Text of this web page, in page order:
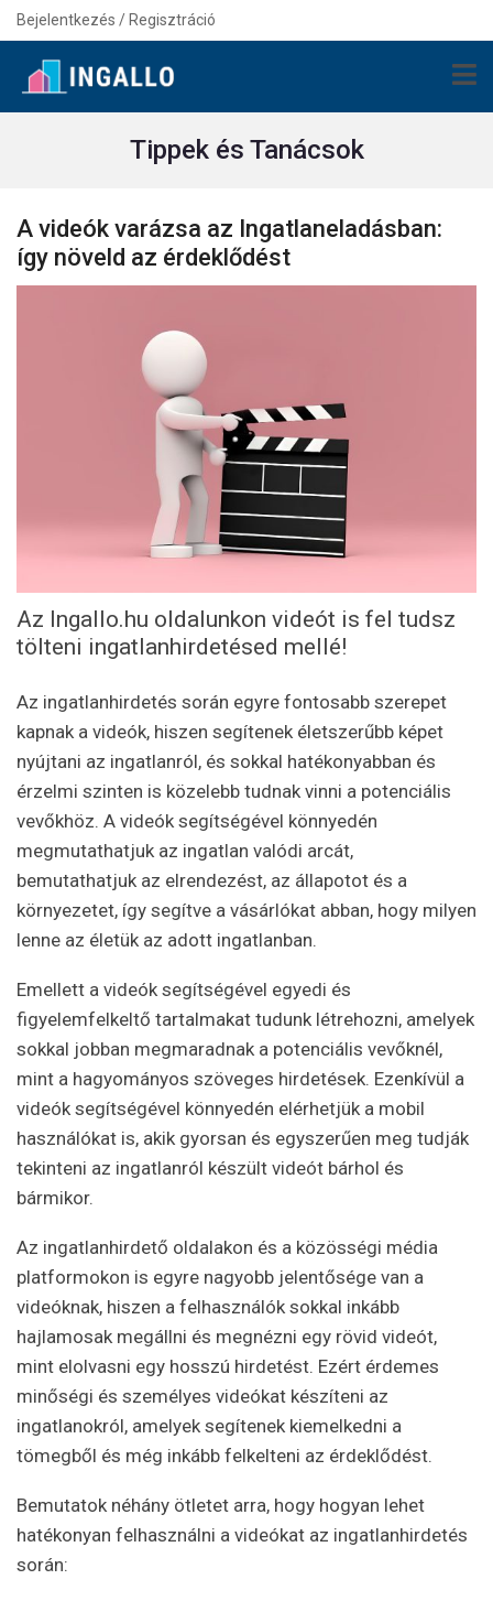
Bejelentkezés / Regisztráció
Tippek és Tanácsok
A videók varázsa az Ingatlaneladásban:
így növeld az érdeklődést
Az Ingallo.hu oldalunkon videót is fel tudsz
tölteni ingatlanhirdetésed mellé!
Az ingatlanhirdetés során egyre fontosabb szerepet
kapnak a videók, hiszen segítenek életszerűbb képet
nyújtani az ingatlanról, és sokkal hatékonyabban és
érzelmi szinten is közelebb tudnak vinni a potenciális
vevőkhöz. A videók segítségével könnyedén
megmutathatjuk az ingatlan valódi arcát,
bemutathatjuk az elrendezést, az állapotot és a
környezetet, így segítve a vásárlókat abban, hogy milyen
lenne az életük az adott ingatlanban.
Emellett a videók segítségével egyedi és
figyelemfelkeltő tartalmakat tudunk létrehozni, amelyek
sokkal jobban megmaradnak a potenciális vevőknél,
mint a hagyományos szöveges hirdetések. Ezenkívül a
videók segítségével könnyedén elérhetjük a mobil
használókat is, akik gyorsan és egyszerűen meg tudják
tekinteni az ingatlanról készült videót bárhol és
bármikor.
Az ingatlanhirdető oldalakon és a közösségi média
platformokon is egyre nagyobb jelentősége van a
videóknak, hiszen a felhasználók sokkal inkább
hajlamosak megállni és megnézni egy rövid videót,
mint elolvasni egy hosszú hirdetést. Ezért érdemes
minőségi és személyes videókat készíteni az
ingatlanokról, amelyek segítenek kiemelkedni a
tömegből és még inkább felkelteni az érdeklődést.
Bemutatok néhány ötletet arra, hogy hogyan lehet
hatékonyan felhasználni a videókat az ingatlanhirdetés
során: